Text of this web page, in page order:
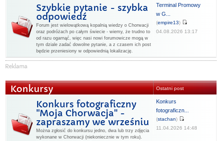
Szybkie pytanie - szybka
odpowiedź
Forum jest wielowątkową kopalnią wiedzy o Chorwacji
oraz podróżach po całym świecie - wiemy, że trudno to
od razu ogarnąć, więc nasi nowi forumowicze mogą w
tym dziale zadać dowolne pytanie, a z czasem ich post
będzie przeniesiony w odpowiednią lokalizację.
Terminal Promowy
w G...
(empire13)
04.08.2026 13:17
Konkursy Ostatni post
Konkurs fotograficzny
"Moja Chorwacja" -
zapraszamy we wrześniu
Można zgłosić do konkursu jedno, dwa lub trzy zdjęcia
wykonane w Chorwacji (niekoniecznie w tym roku).
Konkurs
fotograficzn...
(stachan)
11.04.2026 14:48